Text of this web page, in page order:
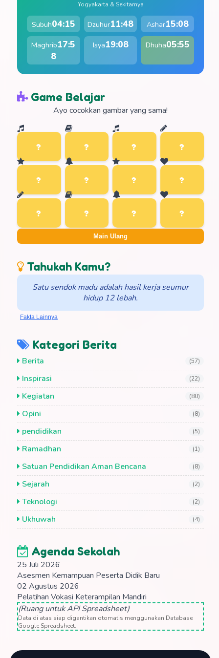
Yogyakarta & Sekitarnya
Subuh04:15 Dzuhur11:48 Ashar15:08
Maghrib17:5
8
Isya19:08 Dhuha05:55
Game Belajar
Ayo cocokkan gambar yang sama!
Main Ulang
Tahukah Kamu?
Satu sendok madu adalah hasil kerja seumur
hidup 12 lebah.
Fakta Lainnya
Kategori Berita
Berita (57)
Inspirasi (22)
Kegiatan (80)
Opini (8)
pendidikan (5)
Ramadhan (1)
Satuan Pendidikan Aman Bencana (8)
Sejarah (2)
Teknologi (2)
Ukhuwah (4)
Agenda Sekolah
25 Juli 2026
Asesmen Kemampuan Peserta Didik Baru
02 Agustus 2026
Pelatihan Vokasi Keterampilan Mandiri
(Ruang untuk API Spreadsheet)
Data di atas siap digantikan otomatis menggunakan Database
Google Spreadsheet.